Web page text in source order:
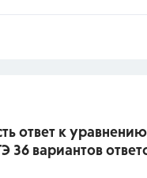
ответ к
36 вариантов